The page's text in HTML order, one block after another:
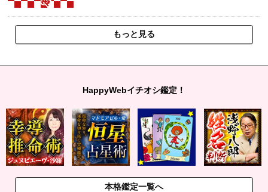
もっと見る
HappyWebイチオシ鑑定！
本格鑑定一覧へ